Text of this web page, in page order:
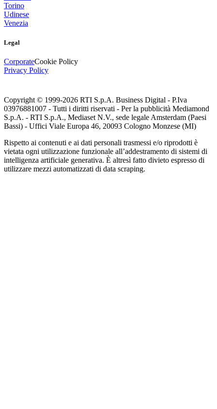
Torino
Udinese
Venezia
Legal
CorporateCookie Policy
Privacy Policy
Copyright © 1999-2026 RTI S.p.A. Business Digital - P.Iva
03976881007 - Tutti i diritti riservati - Per la pubblicità Mediamond
S.p.A. - RTI S.p.A., Mediaset N.V., sede legale Amsterdam (Paesi
Bassi) - Uffici Viale Europa 46, 20093 Cologno Monzese (MI)
Rispetto ai contenuti e ai dati personali trasmessi e/o riprodotti è
vietata ogni utilizzazione funzionale all’addestramento di sistemi di
intelligenza artificiale generativa. È altresì fatto divieto espresso di
utilizzare mezzi automatizzati di data scraping.